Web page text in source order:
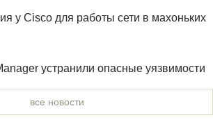
у Cisco для работы сети в махоньких
устранили опасные уязвимости
все новости